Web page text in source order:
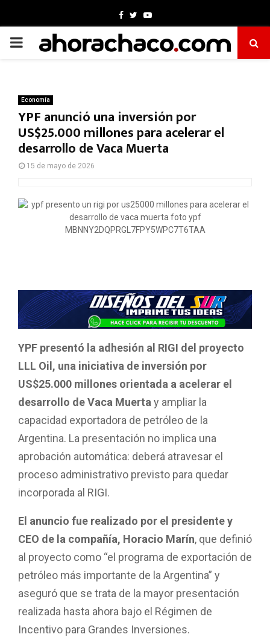
Facebook
TwitterYoutube
PRIMARY
Economía
YPF anunció una inversión por
US$25.000 millones para acelerar el
desarrollo de Vaca Muerta
15 de mayo de 2026
YPF presentó la adhesión al RIGI del proyecto
LLL Oil, una iniciativa de inversión por
US$25.000 millones orientada a acelerar el
desarrollo de Vaca Muerta y ampliar la
capacidad exportadora de petróleo de la
Argentina. La presentación no implica una
aprobación automática: deberá atravesar el
proceso administrativo previsto para quedar
incorporada al RIGI.
El anuncio fue realizado por el presidente y
CEO de la compañía, Horacio Marín, que definió
al proyecto como “el programa de exportación de
petróleo más importante de la Argentina” y
aseguró que se trata de la mayor presentación
realizada hasta ahora bajo el Régimen de
Incentivo para Grandes Inversiones.